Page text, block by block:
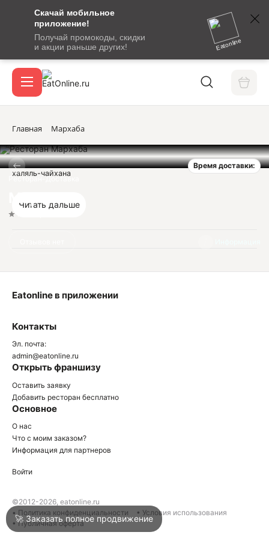
Скачай мобильное
приложение!
Получай промокоды, скидки
и акции раньше других!
Eatonline
сообщение
кодом
подтверждения
Вход / регистрация
Акции
Войти
Написать в техподдержку
Главная Мархаба
Время доставки:
Ресторан-Доставка
Мархаба
халяль-чайхана
Читать дальше
Контакты
Эл. почта:
admin@eatonline.ru
Открыть франшизу
Оставить заявку
Добавить ресторан бесплатно
Основное
О нас
Что с моим заказом?
Информация для партнеров
Eatonline в приложении
Войти
©2012-2026, eatonline.ru
• Политика конфиденциальности
• Условия использования
• Публичная оферта
🚀 Заказать полное продвижение